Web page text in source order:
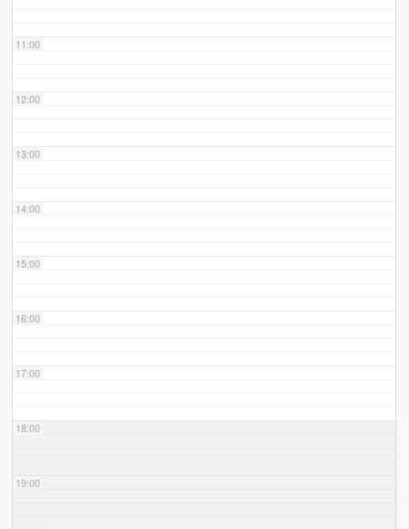
11:00
12:00
13:00
14:00
15:00
16:00
17:00
18:00
19:00